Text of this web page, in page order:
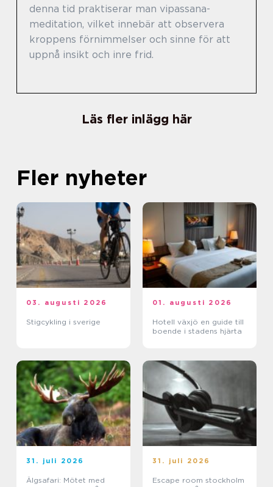
denna tid praktiserar man vipassana-
meditation, vilket innebär att observera
kroppens förnimmelser och sinne för att
uppnå insikt och inre frid.
Läs fler inlägg här
Fler nyheter
03. augusti 2026
Stigcykling i sverige
01. augusti 2026
Hotell växjö en guide till
boende i stadens hjärta
31. juli 2026
Älgsafari: Mötet med
31. juli 2026
Escape room stockholm